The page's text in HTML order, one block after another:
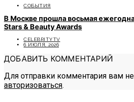
СОБЫТИЯ
В Москве прошла восьмая
Stars & Beauty Awards
CELEBRITYTV
6 ИЮЛЯ, 2026
ДОБАВИТЬ КОММЕНТАРИЙ
Для отправки комментария вам
авторизоваться.